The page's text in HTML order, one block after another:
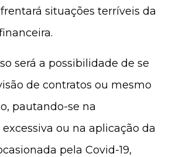
situações terríveis da
será a possibilidade de se
de contratos ou mesmo
pautando-se na
ou na aplicação da
pela Covid-19,